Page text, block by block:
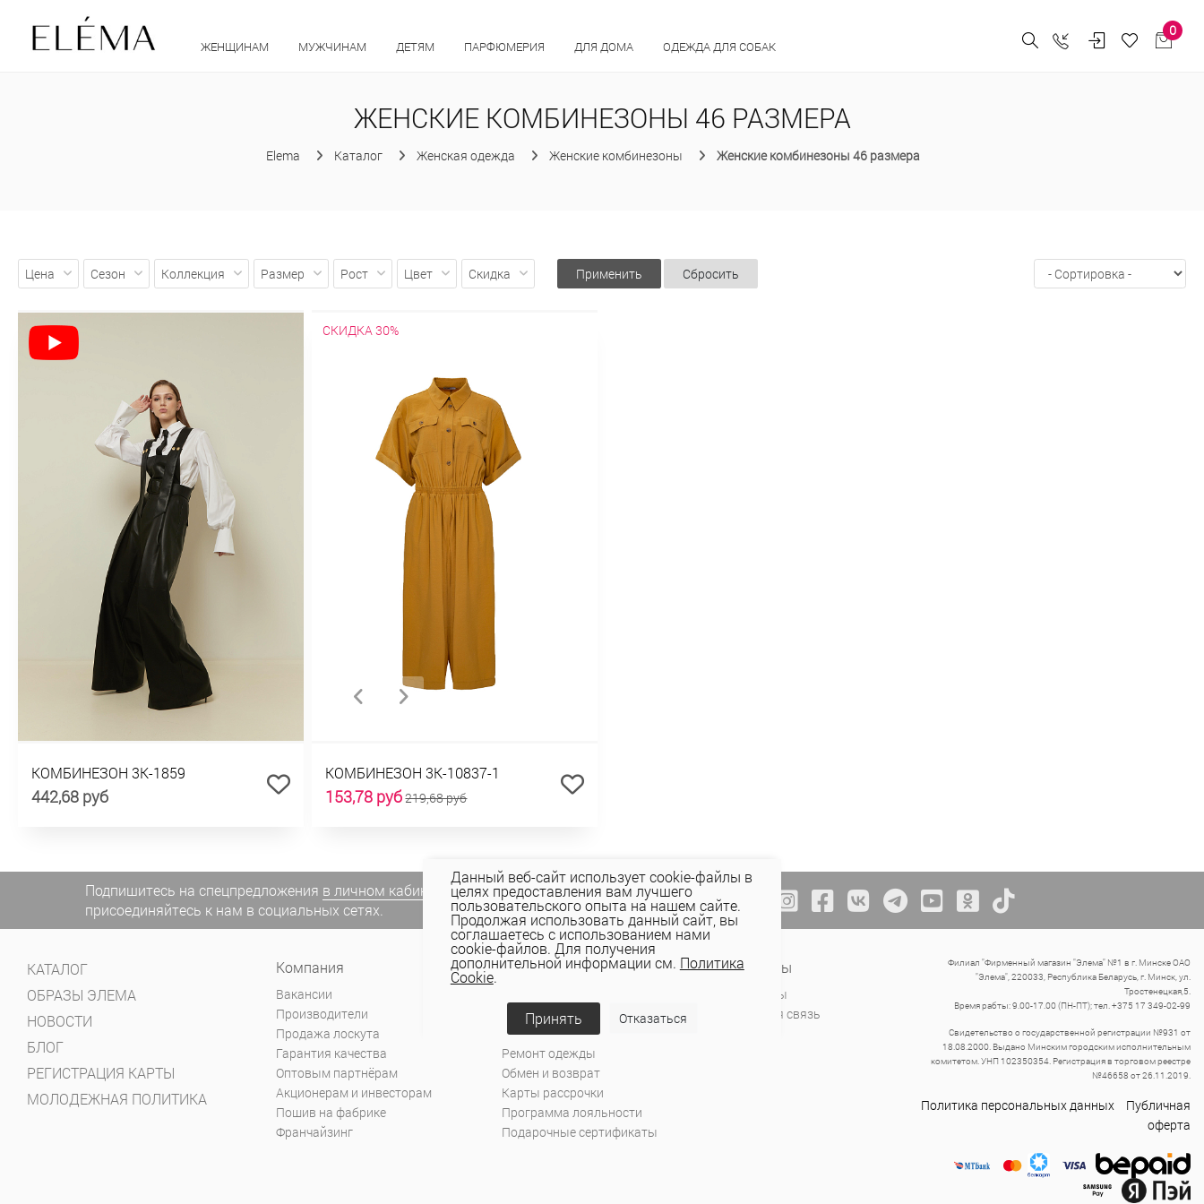
ЖЕНЩИНАМ МУЖЧИНАМ ДЕТЯМ ПАРФЮМЕРИЯ ДЛЯ ДОМА ОДЕЖДА ДЛЯ СОБАК
0
ЖЕНСКИЕ КОМБИНЕЗОНЫ 46 РАЗМЕРА
Elema Каталог Женская одежда Женские комбинезоны Женские комбинезоны 46 размера
Цена Сезон Коллекция Размер Рост Цвет Скидка Применить Сбросить
КОМБИНЕЗОН 3К-1859
442,68 руб
СКИДКА 30%
КОМБИНЕЗОН 3К-10837-1
153,78 руб219,68 руб
Подпишитесь на спецпредложения в личном кабинете Elema (email, viber) или
присоединяйтесь к нам в социальных сетях.
КАТАЛОГ
ОБРАЗЫ ЭЛЕМА
НОВОСТИ
БЛОГ
РЕГИСТРАЦИЯ КАРТЫ
МОЛОДЕЖНАЯ ПОЛИТИКА
Компания
Вакансии
Производители
Продажа лоскута
Гарантия качества
Оптовым партнёрам
Акционерам и инвесторам
Пошив на фабрике
Франчайзинг
Сервис и поддержка
Доставка
Как купить
Ремонт одежды
Обмен и возврат
Карты рассрочки
Программа лояльности
Подарочные сертификаты
Контакты
Магазины
Обратная связь
Филиал "Фирменный магазин "Элема" №1 в г. Минске ОАО
"Элема", 220033, Республика Беларусь, г. Минск, ул.
Тростенецкая,5.
Время рабты: 9.00-17.00 (ПН-ПТ); тел. +375 17 349-02-99
Свидетельство о государственной регистрации №931 от
18.08.2000. Выдано Минским городским исполнительным
комитетом. УНП 102350354. Регистрация в торговом реестре
№46658 от 26.11.2019.
Политика персональных данных
Публичная
оферта
Данный веб-сайт использует cookie-файлы в
целях предоставления вам лучшего
пользовательского опыта на нашем сайте.
Продолжая использовать данный сайт, вы
соглашаетесь с использованием нами
cookie-файлов. Для получения
дополнительной информации см. Политика
Cookie.
Принять Отказаться